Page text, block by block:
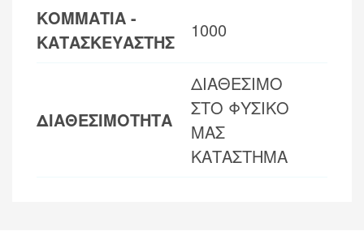
ΚΟΜΜΑΤΙΑ -
ΚΑΤΑΣΚΕΥΑΣΤΗΣ
1000
ΔΙΑΘΕΣΙΜΟΤΗΤΑ
ΔΙΑΘΕΣΙΜΟ
ΣΤΟ ΦΥΣΙΚΟ
ΜΑΣ
ΚΑΤΑΣΤΗΜΑ